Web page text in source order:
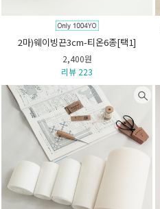
2마)웨이빙끈3cm-티온6종[택1]
2,400원
리뷰 223